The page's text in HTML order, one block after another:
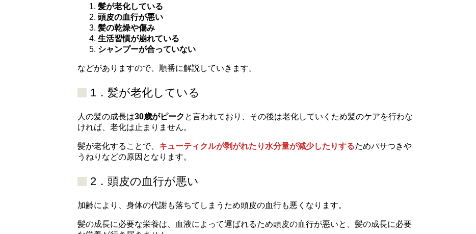
髪が老化している
頭皮の血行が悪い
髪の乾燥や傷み
生活習慣が崩れている
シャンプーが合っていない
などがありますので、順番に解説していきます。
1．髪が老化している
人の髪の成長は30歳がピーク と言われており、その後は老化していくため髪のケアを行わな
ければ、老化は止まりません。
髪が老化することで、 キューティクルが剥がれたり水分量が減少したりするためパサつきや
うねりなどの原因となります。
2．頭皮の血行が悪い
加齢により、身体の代謝も落ちてしまうため頭皮の血行も悪くなります。
髪の成長に必要な栄養は、血液によって運ばれるため頭皮の血行が悪いと、髪の成長に必要